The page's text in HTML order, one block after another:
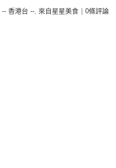
-- 香港台 --, 來自星星美食 0條評論